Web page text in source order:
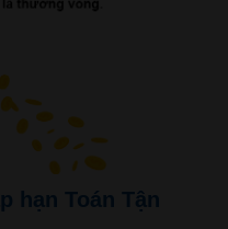
hạn Toán Tận